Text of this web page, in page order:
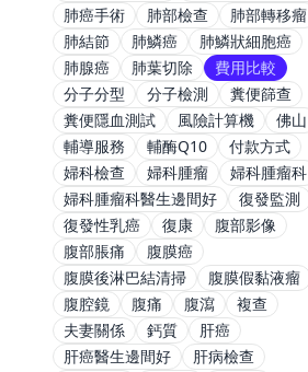
肺癌手術
肺部檢查
肺部轉移瘤
肺結節
肺鱗癌
肺鱗狀細胞癌
肺腺癌
肺葉切除
費用比較
分子分型
分子檢測
糞便篩查
糞便隱血測試
風險計算機
佛山
輔導服務
輔酶Q10
付款方式
婦科檢查
婦科腫瘤
婦科腫瘤科
婦科腫瘤科醫生邊間好
復發監測
復發性乳癌
復康
腹部影像
腹部脹痛
腹膜癌
腹膜後淋巴結清掃
腹膜假黏液瘤
腹腔鏡
腹痛 腹瀉
複查
夫妻關係
鈣質
肝癌
肝癌醫生邊間好
肝病檢查